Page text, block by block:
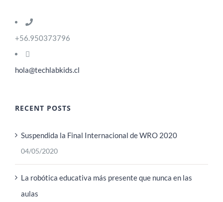
+56.950373796
hola@techlabkids.cl
RECENT POSTS
Suspendida la Final Internacional de WRO 2020
04/05/2020
La robótica educativa más presente que nunca en las
aulas